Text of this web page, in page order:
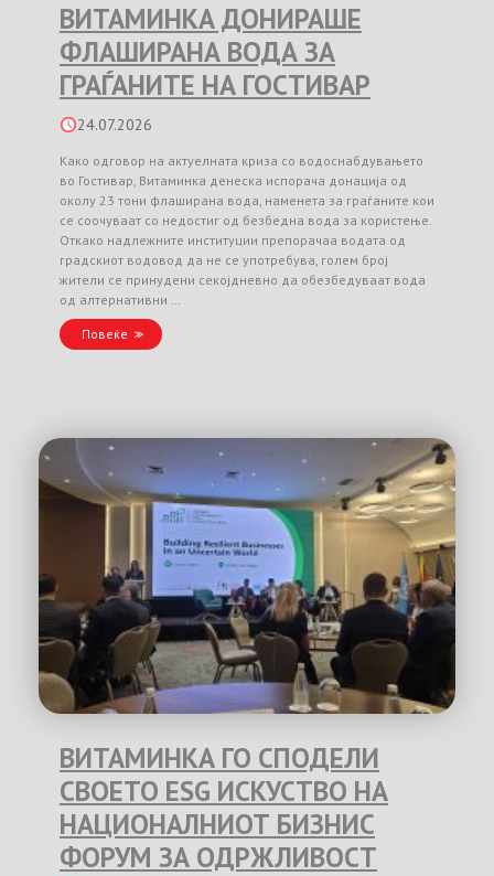
ВИТАМИНКА ДОНИРАШЕ
ФЛАШИРАНА ВОДА ЗА
ГРАЃАНИТЕ НА ГОСТИВАР
24.07.2026
Како одговор на актуелната криза со водоснабдувањето
во Гостивар, Витаминка денеска испорача донација од
околу 23 тони флаширана вода, наменета за граѓаните кои
се соочуваат со недостиг од безбедна вода за користење.
Откако надлежните институции препорачаа водата од
градскиот водовод да не се употребува, голем број
жители се принудени секојдневно да обезбедуваат вода
од алтернативни …
Повеќе
ВИТАМИНКА ГО СПОДЕЛИ
СВОЕТО ESG ИСКУСТВО НА
НАЦИОНАЛНИОТ БИЗНИС
ФОРУМ ЗА ОДРЖЛИВОСТ